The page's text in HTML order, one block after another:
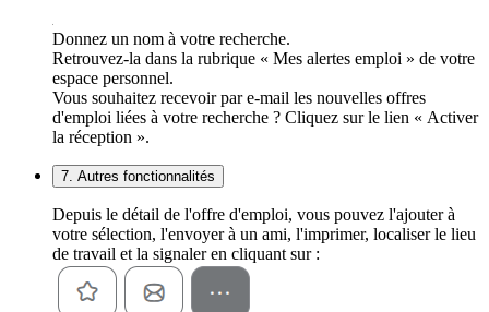
Donnez un nom à votre recherche.
Retrouvez-la dans la rubrique « Mes alertes emploi » de votre
espace personnel.
Vous souhaitez recevoir par e-mail les nouvelles offres
d'emploi liées à votre recherche ? Cliquez sur le lien « Activer
la réception ».
7. Autres fonctionnalités
Depuis le détail de l'offre d'emploi, vous pouvez l'ajouter à
votre sélection, l'envoyer à un ami, l'imprimer, localiser le lieu
de travail et la signaler en cliquant sur :